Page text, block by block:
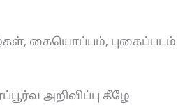
கையொப்பம், புகைப்படம்
அறிவிப்பு கீழே